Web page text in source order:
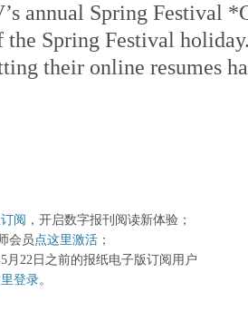
annual Spring Festival
Spring Festival
their online resumes
阅 ，开启数字报刊阅读新体验；
会员点这里激活 ；
月22日之前的报纸电子版订阅用户
登录。